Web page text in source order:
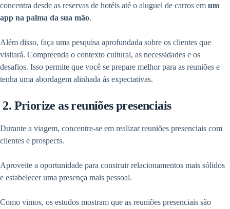
concentra desde as reservas de hotéis até o aluguel de carros em um
app na palma da sua mão.
Além disso, faça uma pesquisa aprofundada sobre os clientes que
visitará. Compreenda o contexto cultural, as necessidades e os
desafios. Isso permite que você se prepare melhor para as reuniões e
tenha uma abordagem alinhada às expectativas.
2. Priorize as reuniões presenciais
Durante a viagem, concentre-se em realizar reuniões presenciais com
clientes e prospects.
Aproveite a oportunidade para construir relacionamentos mais sólidos
e estabelecer uma presença mais pessoal.
Como vimos, os estudos mostram que as reuniões presenciais são